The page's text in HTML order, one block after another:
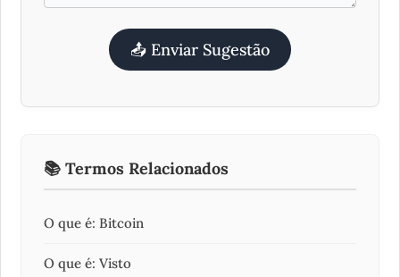
📤 Enviar Sugestão
📚 Termos Relacionados
O que é: Bitcoin
O que é: Visto